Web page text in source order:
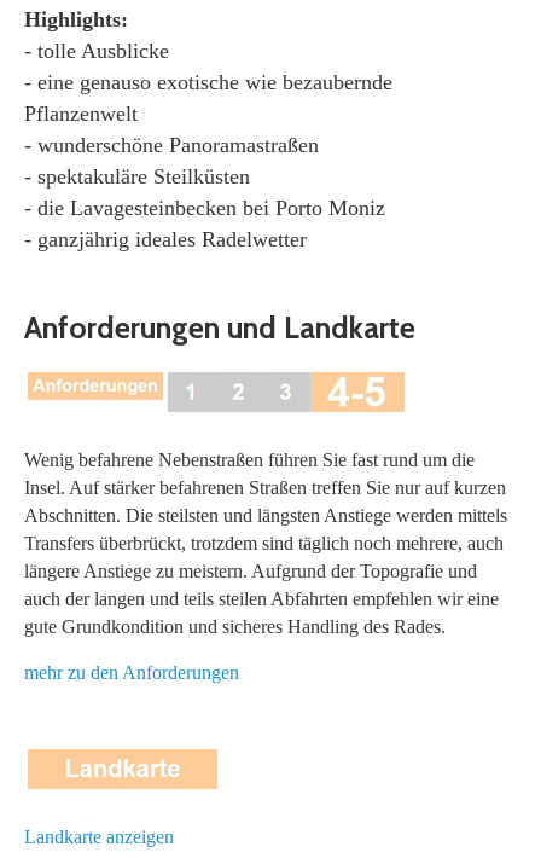
Highlights:
- tolle Ausblicke
- eine genauso exotische wie bezaubernde
Pflanzenwelt
- wunderschöne Panoramastraßen
- spektakuläre Steilküsten
- die Lavagesteinbecken bei Porto Moniz
- ganzjährig ideales Radelwetter
Anforderungen und Landkarte
Wenig befahrene Nebenstraßen führen Sie fast rund um die
Insel. Auf stärker befahrenen Straßen treffen Sie nur auf kurzen
Abschnitten. Die steilsten und längsten Anstiege werden mittels
Transfers überbrückt, trotzdem sind täglich noch mehrere, auch
längere Anstiege zu meistern. Aufgrund der Topografie und
auch der langen und teils steilen Abfahrten empfehlen wir eine
gute Grundkondition und sicheres Handling des Rades.
mehr zu den Anforderungen
Landkarte anzeigen